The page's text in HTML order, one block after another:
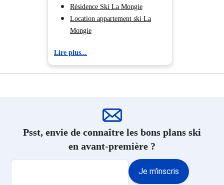
Résidence Ski La Mongie
Location appartement ski La
Mongie
Lire plus...
Psst, envie de connaître les bons plans ski
en avant-première ?
Je m'inscris